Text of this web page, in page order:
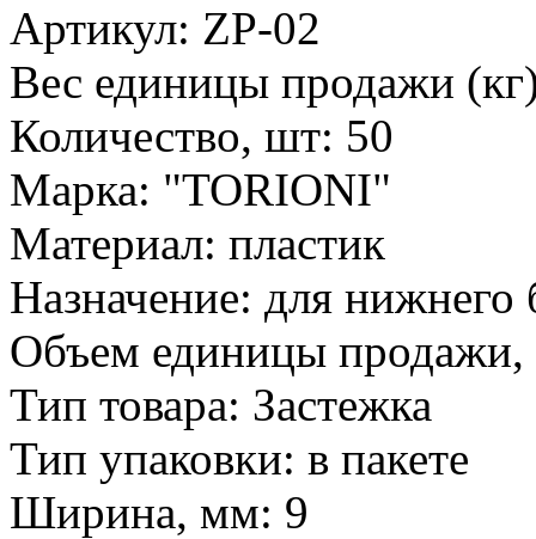
Артикул: ZP-02
Вес единицы продажи
Количество, шт: 50
Марка: "TORIONI"
Материал: пластик
Назначение: для нижнего
Объем единицы продажи,
Тип товара: Застежка
Тип упаковки: в пакете
Ширина, мм: 9